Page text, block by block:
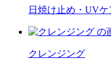
日焼け止め・UV
クレンジング